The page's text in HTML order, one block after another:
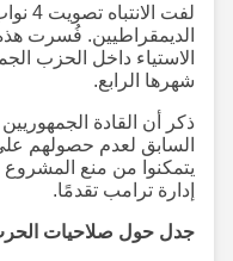
لفت
الديمقراطيين. فُسرت هذه
الاستياء داخل الحزب
شهرها الرابع.
ذكر أن القادة
السابق لعدم حصولهم على
يتمكنوا من منع المشروع
إدارة ترامب تقدمًا.
جدل حول صلاحيات الحرب